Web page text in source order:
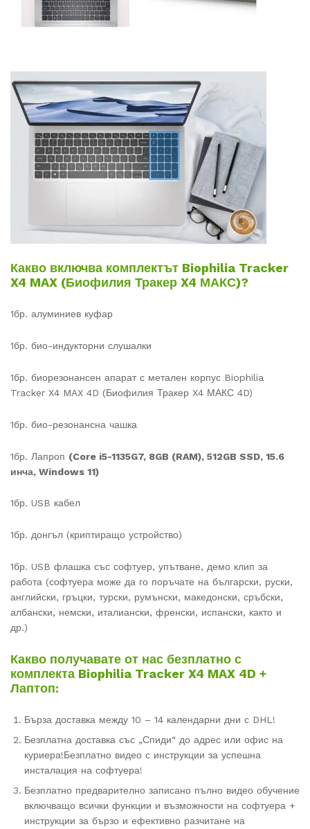
Какво включва комплектът Biophilia Tracker
X4 MAX (Биофилия Тракер X4 МАКС)?
1бр. алуминиев куфар
1бр. био-индукторни слушалки
1бр. биорезонансен апарат с метален корпус Biophilia
Tracker X4 MAX 4D (Биофилия Тракер X4 МАКС 4D)
1бр. био-резонансна чашка
1бр. Лапроп (Core i5-1135G7, 8GB (RAM), 512GB SSD, 15.6
инча, Windows 11)
1бр. USB кабел
1бр. донгъл (криптиращо устройство)
1бр. USB флашка със софтуер, упътване, демо клип за
работа (софтуера може да го поръчате на български, руски,
английски, гръцки, турски, румънски, македонски, сръбски,
албански, немски, италиански, френски, испански, както и
др.)
Какво получавате от нас безплатно с
комплекта Biophilia Tracker X4 MAX 4D +
Лаптоп:
Бърза доставка между 10 – 14 календарни дни с DHL!
Безплатна доставка със „Спиди“ до адрес или офис на
куриера!Безплатно видео с инструкции за успешна
инсталация на софтуера!
Безплатно предварително записано пълно видео обучение
включващо всички функции и възможности на софтуера +
инструкции за бързо и ефективно разчитане на